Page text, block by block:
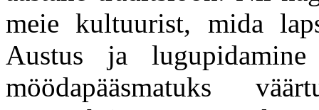
meie kultuurist, mida
Austus ja
möödapääsmatuks